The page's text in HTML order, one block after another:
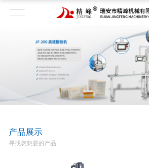
产品展示
寻找您想要的产品